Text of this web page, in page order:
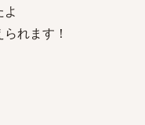
れます！